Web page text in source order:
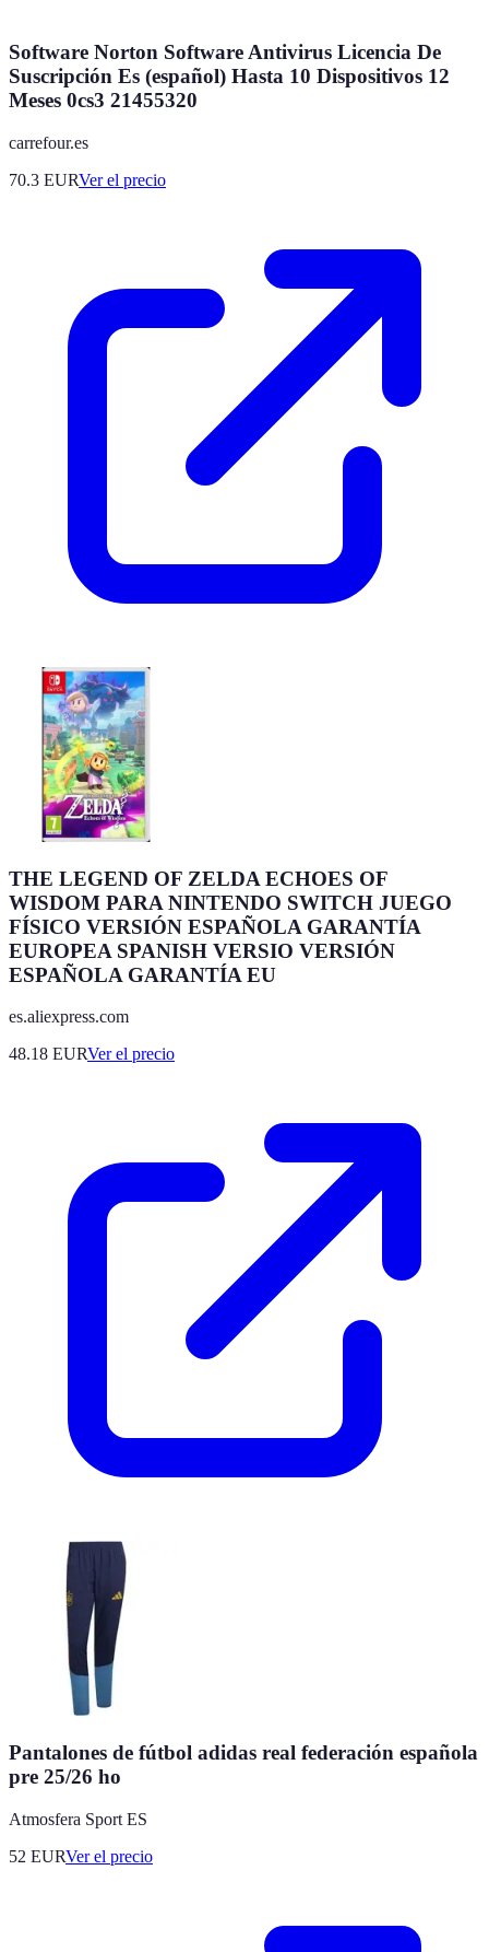
Software Norton Software Antivirus Licencia De
Suscripción Es (español) Hasta 10 Dispositivos 12
Meses 0cs3 21455320
carrefour.es
70.3 EURVer el precio
THE LEGEND OF ZELDA ECHOES OF
WISDOM PARA NINTENDO SWITCH JUEGO
FÍSICO VERSIÓN ESPAÑOLA GARANTÍA
EUROPEA SPANISH VERSIO VERSIÓN
ESPAÑOLA GARANTÍA EU
es.aliexpress.com
48.18 EURVer el precio
Pantalones de fútbol adidas real federación española
pre 25/26 ho
Atmosfera Sport ES
52 EURVer el precio